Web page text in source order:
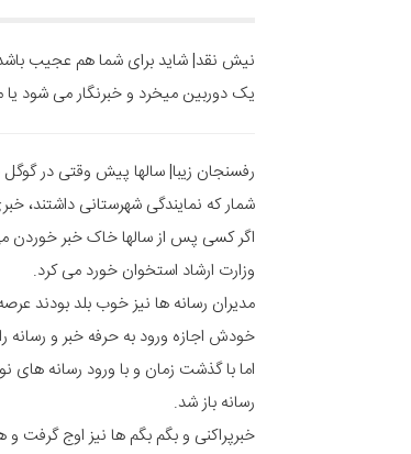
نیش نقد| شاید برای شما هم عجیب باشد
یک دوربین میخرد و خبرنگار می شود
رفسنجان زیبا| سالها پیش وقتی در
شمار که نمایندگی شهرستانی داشتند،
اگر کسی پس از سالها خاک خبر خوردن
وزارت ارشاد استخوان خورد می کرد.
مدیران رسانه ها نیز خوب بلد بودند
خودش اجازه ورود به حرفه خبر و رسانه
اما با گذشت زمان و با ورود رسانه های
رسانه باز شد.
خبرپراکنی و بگم بگم ها نیز اوج گرفت